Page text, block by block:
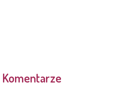
Komentarze